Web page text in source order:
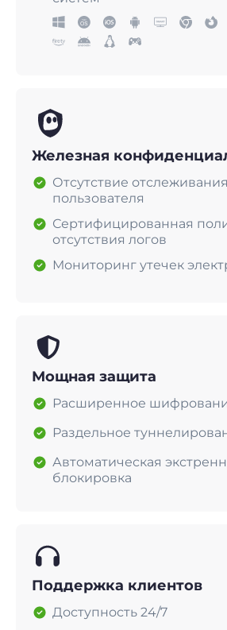
Железная
Отсутствие
пользователя
Сертифицированная
отсутствия логов
Мониторинг утечек
Мощная защита
Расширенное
Раздельное
Автоматическая
блокировка
Поддержка клиентов
Доступность 24/7